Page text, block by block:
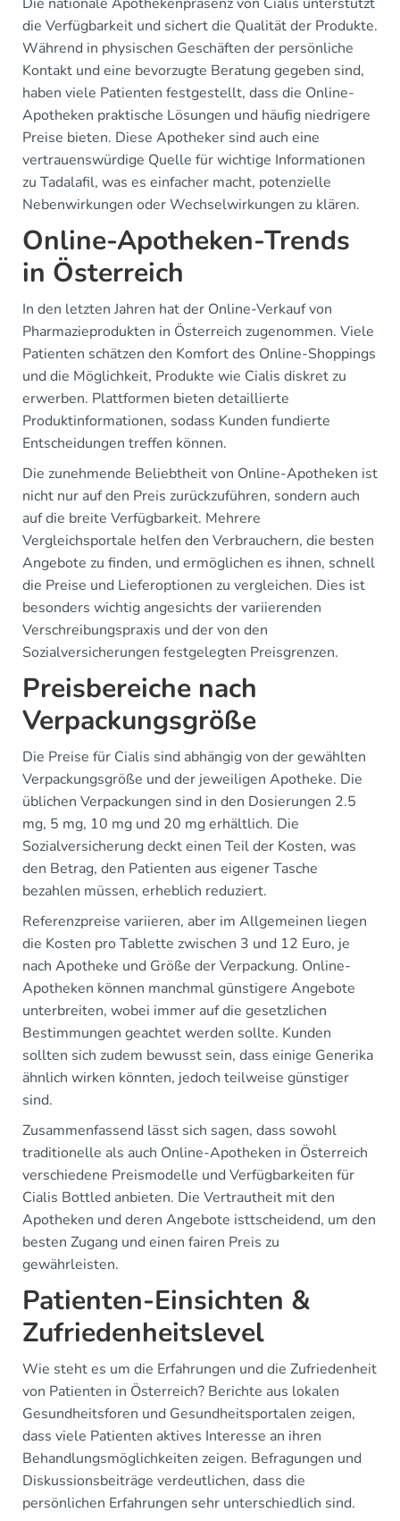
die Verfügbarkeit und sichert die Qualität der Produkte.
Während in physischen Geschäften der persönliche
Kontakt und eine bevorzugte Beratung gegeben sind,
haben viele Patienten festgestellt, dass die Online-
Apotheken praktische Lösungen und häufig niedrigere
Preise bieten. Diese Apotheker sind auch eine
vertrauenswürdige Quelle für wichtige Informationen
zu Tadalafil, was es einfacher macht, potenzielle
Nebenwirkungen oder Wechselwirkungen zu klären.
Online-Apotheken-Trends
in Österreich
In den letzten Jahren hat der Online-Verkauf von
Pharmazieprodukten in Österreich zugenommen. Viele
Patienten schätzen den Komfort des Online-Shoppings
und die Möglichkeit, Produkte wie Cialis diskret zu
erwerben. Plattformen bieten detaillierte
Produktinformationen, sodass Kunden fundierte
Entscheidungen treffen können.
Die zunehmende Beliebtheit von Online-Apotheken ist
nicht nur auf den Preis zurückzuführen, sondern auch
auf die breite Verfügbarkeit. Mehrere
Vergleichsportale helfen den Verbrauchern, die besten
Angebote zu finden, und ermöglichen es ihnen, schnell
die Preise und Lieferoptionen zu vergleichen. Dies ist
besonders wichtig angesichts der variierenden
Verschreibungspraxis und der von den
Sozialversicherungen festgelegten Preisgrenzen.
Preisbereiche nach
Verpackungsgröße
Die Preise für Cialis sind abhängig von der gewählten
Verpackungsgröße und der jeweiligen Apotheke. Die
üblichen Verpackungen sind in den Dosierungen 2.5
mg, 5 mg, 10 mg und 20 mg erhältlich. Die
Sozialversicherung deckt einen Teil der Kosten, was
den Betrag, den Patienten aus eigener Tasche
bezahlen müssen, erheblich reduziert.
Referenzpreise variieren, aber im Allgemeinen liegen
die Kosten pro Tablette zwischen 3 und 12 Euro, je
nach Apotheke und Größe der Verpackung. Online-
Apotheken können manchmal günstigere Angebote
unterbreiten, wobei immer auf die gesetzlichen
Bestimmungen geachtet werden sollte. Kunden
sollten sich zudem bewusst sein, dass einige Generika
ähnlich wirken könnten, jedoch teilweise günstiger
sind.
Zusammenfassend lässt sich sagen, dass sowohl
traditionelle als auch Online-Apotheken in Österreich
verschiedene Preismodelle und Verfügbarkeiten für
Cialis Bottled anbieten. Die Vertrautheit mit den
Apotheken und deren Angebote isttscheidend, um den
besten Zugang und einen fairen Preis zu
gewährleisten.
Patienten-Einsichten &
Zufriedenheitslevel
Wie steht es um die Erfahrungen und die Zufriedenheit
von Patienten in Österreich? Berichte aus lokalen
Gesundheitsforen und Gesundheitsportalen zeigen,
dass viele Patienten aktives Interesse an ihren
Behandlungsmöglichkeiten zeigen. Befragungen und
Diskussionsbeiträge verdeutlichen, dass die
persönlichen Erfahrungen sehr unterschiedlich sind.